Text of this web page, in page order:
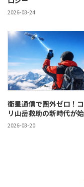
2026-03-24
衛星通信で圏外ゼロ！
リ山岳救助の新時代が
2026-03-20